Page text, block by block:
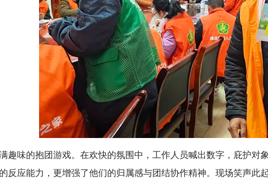
味的抱团游戏。在欢快的氛围中，工作人员喊出数字，庇护对
反应能力，更增强了他们的归属感与团结协作精神。现场笑声此